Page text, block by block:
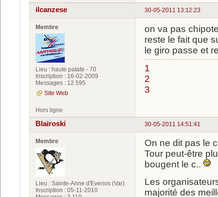
30-05-2011 13:12:23
ilcanzese
Membre
Lieu : haute patate - 70
Inscription : 16-02-2009
Messages : 12 595
Site Web
on va pas
reste le fait que
le giro passe et
1
2
3
Hors ligne
30-05-2011 14:51:41
Blairoski
Membre
Lieu : Sainte-Anne d'Evenos (Var)
Inscription : 05-11-2010
On ne dit pas le
Tour peut-être
bougent le c..
Les
majorité des